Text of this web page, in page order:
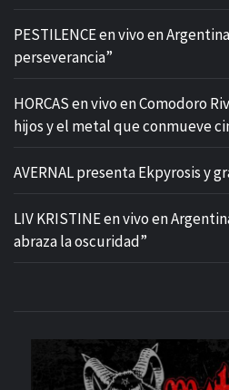
PESTILENCE en vivo en
perseverancia”
HORCAS en vivo en Comodoro
hijos y el metal que conmueve
AVERNAL presenta Ekpyrosis y
LIV KRISTINE en vivo en
abraza la oscuridad”